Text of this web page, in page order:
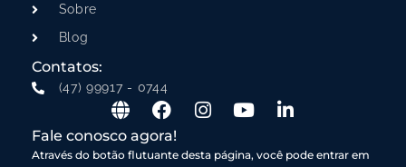
Sobre
Blog
Contatos:
(47) 99917 - 0744
Fale conosco agora!
Através do botão flutuante desta página, você pode entrar em